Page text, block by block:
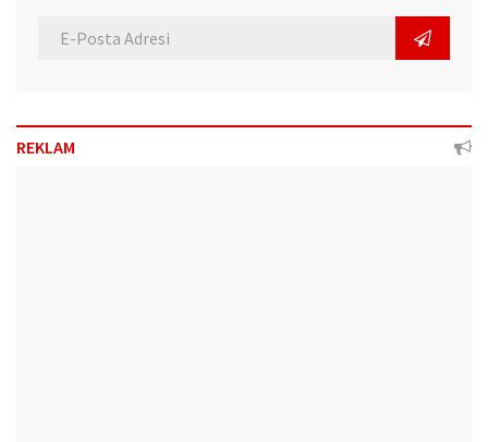
REKLAM